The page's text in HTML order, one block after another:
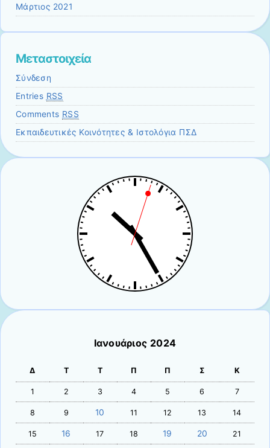
Μάρτιος 2021
Μεταστοιχεία
Σύνδεση
Entries RSS
Comments RSS
Εκπαιδευτικές Κοινότητες & Ιστολόγια ΠΣΔ
Ιανουάριος 2024
Δ Τ Τ Π Π Σ Κ
1 2 3 4 5 6 7
8 9 10 11 12 13 14
15 16 17 18 19 20 21